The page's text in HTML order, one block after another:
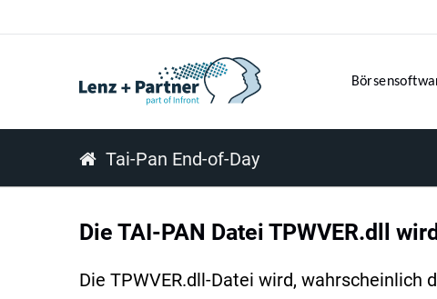
Tai-Pan End-of-Day
Die TAI-PAN Datei TPWVER.dll
Die TPWVER.dll-Datei wird,